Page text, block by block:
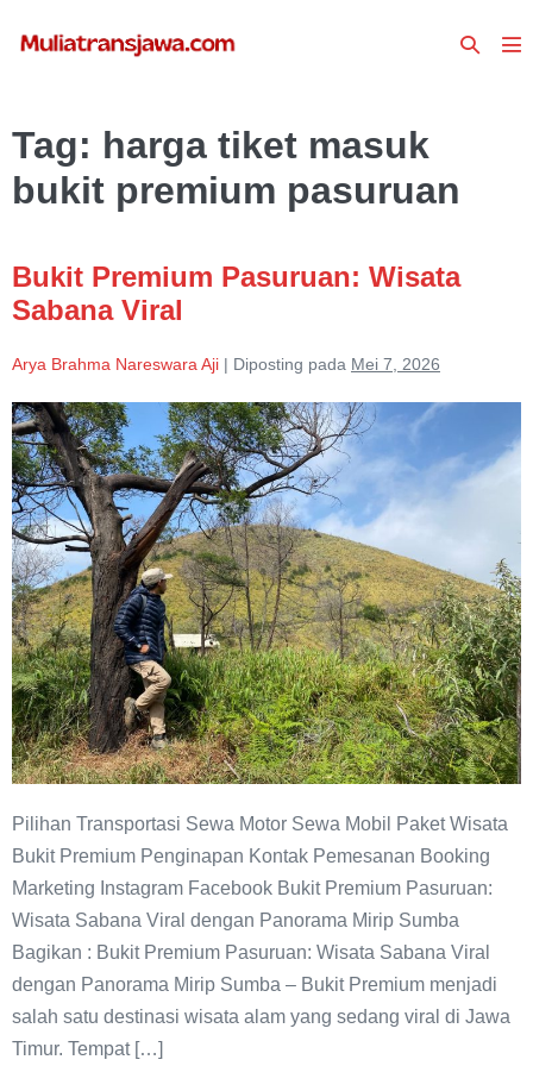
Toggle
Tag: harga tiket masuk
bukit premium pasuruan
Bukit Premium Pasuruan: Wisata
Sabana Viral
Arya Brahma Nareswara Aji | Diposting pada Mei 7, 2026
Bukit
Premium
Pasuruan:
Wisata
Sabana
Viral
Pilihan Transportasi Sewa Motor Sewa Mobil Paket Wisata
Bukit Premium Penginapan Kontak Pemesanan Booking
Marketing Instagram Facebook Bukit Premium Pasuruan:
Wisata Sabana Viral dengan Panorama Mirip Sumba
Bagikan : Bukit Premium Pasuruan: Wisata Sabana Viral
dengan Panorama Mirip Sumba – Bukit Premium menjadi
salah satu destinasi wisata alam yang sedang viral di Jawa
Timur. Tempat […]